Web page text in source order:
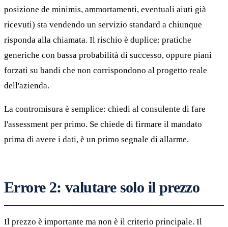
posizione de minimis, ammortamenti, eventuali aiuti già
ricevuti) sta vendendo un servizio standard a chiunque
risponda alla chiamata. Il rischio è duplice: pratiche
generiche con bassa probabilità di successo, oppure piani
forzati su bandi che non corrispondono al progetto reale
dell'azienda.
La contromisura è semplice: chiedi al consulente di fare
l'assessment per primo. Se chiede di firmare il mandato
prima di avere i dati, è un primo segnale di allarme.
Errore 2: valutare solo il prezzo
Il prezzo è importante ma non è il criterio principale. Il